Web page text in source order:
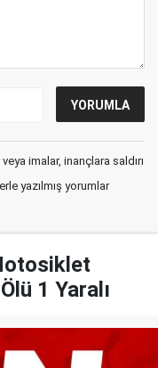
imalar, inançlara saldırı
yazılmış yorumlar
1 Yaralı